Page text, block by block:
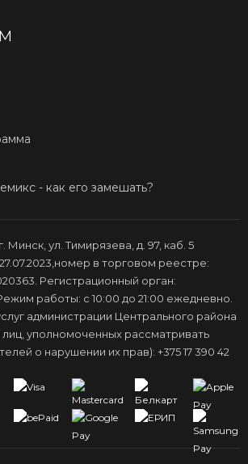
- как его замешать?
Минск, ул. Тимирязева, д. 97, каб. 5
в торговом реестре:
Регистрационный орган:
работы: с 10:00 до 21:00 ежедневно.
администрации Центрального района
лиц, уполномоченных рассматривать
о нарушении их прав): +375 17 390 42